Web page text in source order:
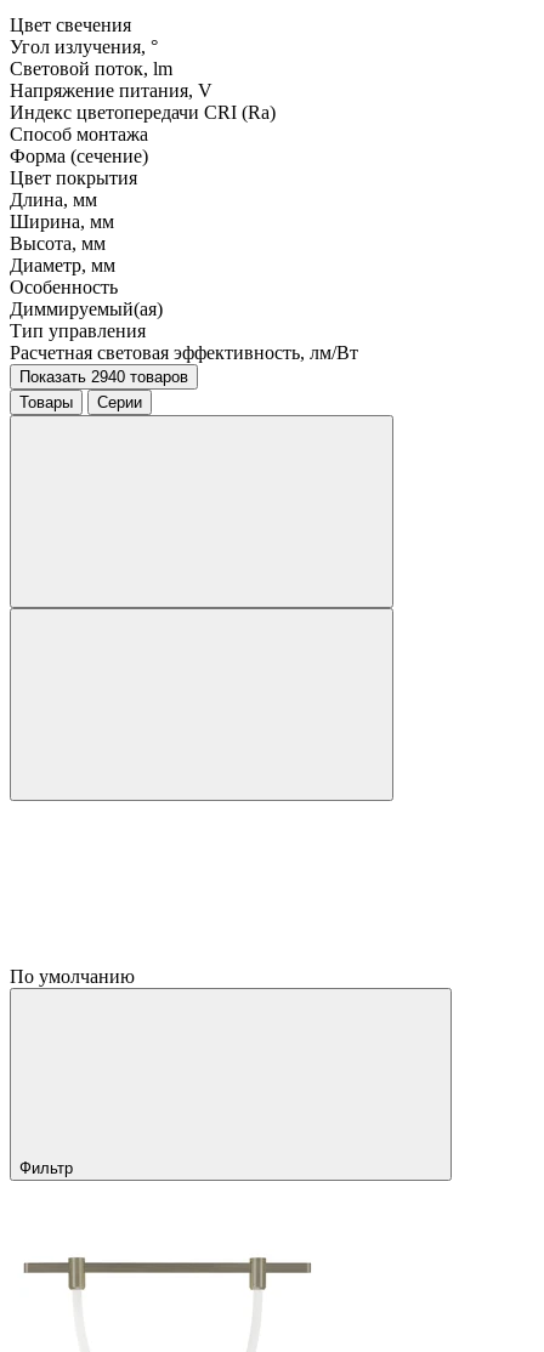
Цвет свечения
Угол излучения, °
Световой поток, lm
Напряжение питания, V
Индекс цветопередачи CRI (Ra)
Способ монтажа
Форма (сечение)
Цвет покрытия
Длина, мм
Ширина, мм
Высота, мм
Диаметр, мм
Особенность
Диммируемый(ая)
Тип управления
Расчетная световая эффективность, лм/Вт
Показать 2940 товаров
Товары
Серии
По умолчанию
Фильтр